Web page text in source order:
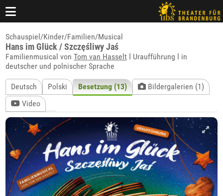
Schauspiel/Kinder/Familien/Musical
Hans im Glück / Szczęśliwy Jaś
Familienmusical vonTom van Hasselt ǀ Uraufführung ǀ in
deutscher und polnischer Sprache
Deutsch Polski Besetzung (13)
Bildergalerien (1)
Video